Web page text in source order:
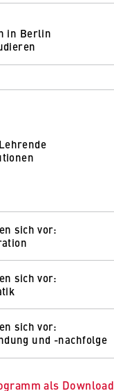
in Berlin
sich vor:
sich vor:
sich vor:
und -nachfolge
als Download